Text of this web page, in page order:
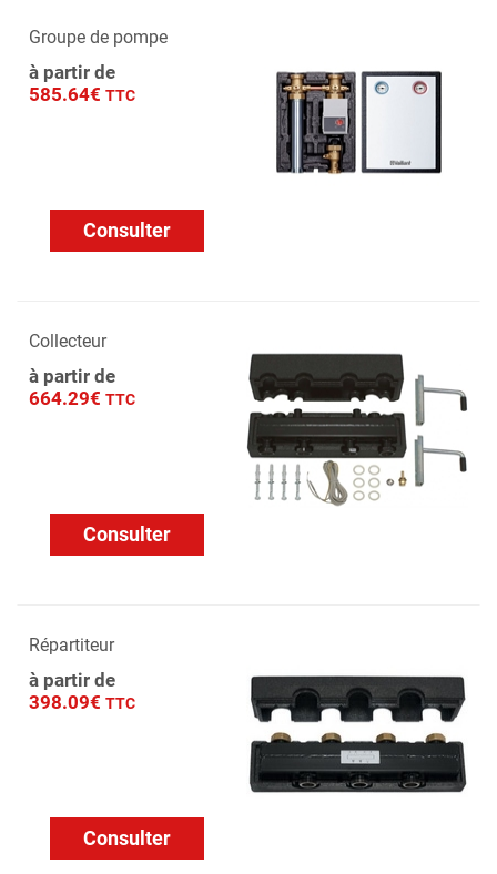
Groupe de pompe
à partir de
585.64€ TTC
Consulter
Collecteur
à partir de
664.29€ TTC
Consulter
Répartiteur
à partir de
398.09€ TTC
Consulter